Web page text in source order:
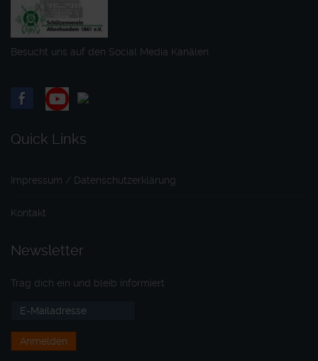
Besucht uns auf den Social Media Kanälen
Quick Links
Impressum / Datenschutzerklärung
Kontakt
Newsletter
Trag dich ein und bleib informiert